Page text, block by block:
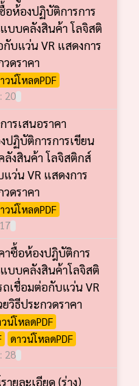
อห้องปฏิบัติการการ
บบคลังสินค้า โลจิสติ
บแว่น VR แสดงการ
ดราคา
วน์โหลดPDF
: 20
ารเสนอราคา
ปฏิบัติการการเขียน
งสินค้า โลจิสติกส์
ว่น VR แสดงการ
ดราคา
วน์โหลดPDF
าซื้อห้องปฎิบัติการ
บบคลังสินค้าโลจิสติ
ถเชื่อมต่อกับแว่น VR
วิธีประกวดราคา
น์โหลดPDF
ดาวน์โหลดPDF
: 28
ายละเอียด (ร่าง)